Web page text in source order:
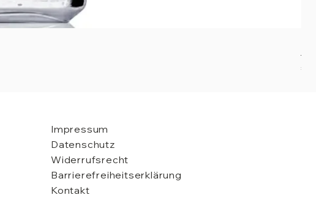
€
Impressum
Datenschutz
Widerrufsrecht
Barrierefreiheitserklärung
Kontakt